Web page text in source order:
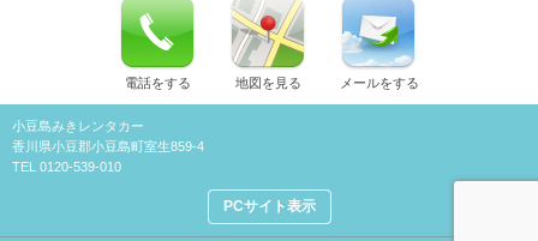
電話をする 地図を見る メールをする
小豆島みきレンタカー
香川県小豆郡小豆島町室生859-4
TEL 0120-539-010
PCサイト表示